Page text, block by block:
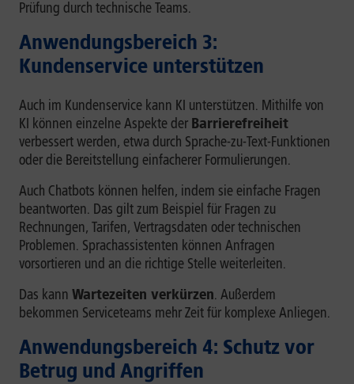
Prüfung durch technische Teams.
Anwendungsbereich 3:
Kundenservice unterstützen
Auch im Kundenservice kann KI unterstützen. Mithilfe von
KI können einzelne Aspekte der Barrierefreiheit
verbessert werden, etwa durch Sprache-zu-Text-Funktionen
oder die Bereitstellung einfacherer Formulierungen.
Auch Chatbots können helfen, indem sie einfache Fragen
beantworten. Das gilt zum Beispiel für Fragen zu
Rechnungen, Tarifen, Vertragsdaten oder technischen
Problemen. Sprachassistenten können Anfragen
vorsortieren und an die richtige Stelle weiterleiten.
Das kann Wartezeiten verkürzen. Außerdem
bekommen Serviceteams mehr Zeit für komplexe Anliegen.
Anwendungsbereich 4: Schutz vor
Betrug und Angriffen